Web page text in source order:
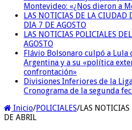
Montevideo: «¿Nos dieron a
LAS NOTICIAS DE LA CIUDAD
DIA 7 DE AGOSTO
LAS NOTICIAS POLICIALES
AGOSTO
Flávio Bolsonaro culpó a Lula
Argentina y a su «política
confrontación»
Divisiones Inferiores de la
Cronograma de la segunda
Inicio/POLICIALES/LAS
DE ABRIL